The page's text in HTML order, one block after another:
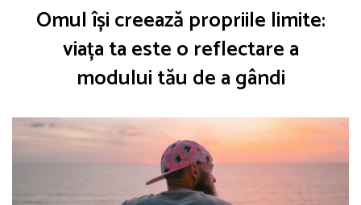
Omul își creează propriile limite:
viața ta este o reflectare a
modului tău de a gândi